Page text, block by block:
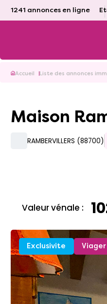
1241 annonces en ligne
Accueil Liste des annonces
Maison
RAMBERVILLERS (88700)
Valeur vénale :
Exclusivite Viager